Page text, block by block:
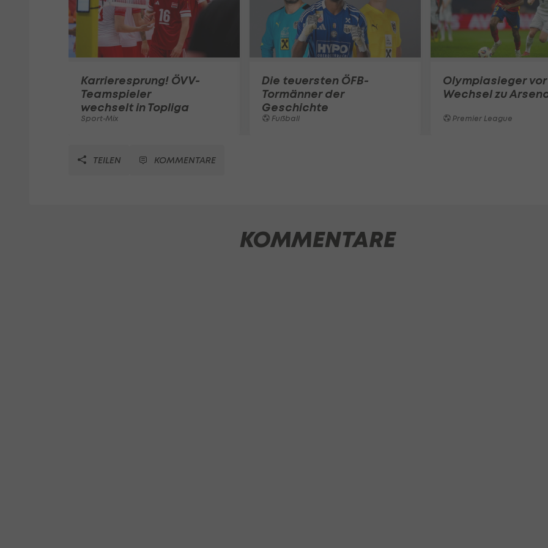
Karrieresprung! ÖVV-
Teamspieler
wechselt in Topliga
Sport-Mix
Die teuersten ÖFB-
Tormänner der
Geschichte
Fußball
Olympiasieger vor
Wechsel zu
Premier League
TEILEN KOMMENTARE
KOMMENTARE